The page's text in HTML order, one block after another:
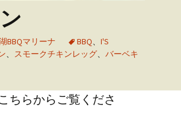
BBQマリーナ BBQ、 I'S
、 スモークチキンレッグ、 バーベキ
ちらからご覧くださ